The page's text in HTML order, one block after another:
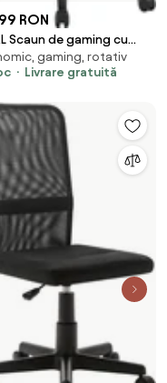
RON
Scaun de gaming cu
negru și crem, material
gaming, rotativ
Livrare gratuită